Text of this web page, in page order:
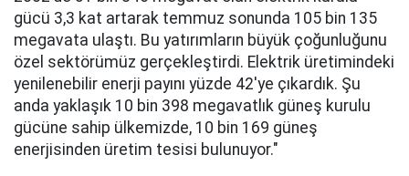
gücü 3,3 kat artarak temmuz sonunda 105 bin 135
megavata ulaştı. Bu yatırımların büyük çoğunluğunu
özel sektörümüz gerçekleştirdi. Elektrik üretimindeki
yenilenebilir enerji payını yüzde 42'ye çıkardık. Şu
anda yaklaşık 10 bin 398 megavatlık güneş kurulu
gücüne sahip ülkemizde, 10 bin 169 güneş
enerjisinden üretim tesisi bulunuyor."